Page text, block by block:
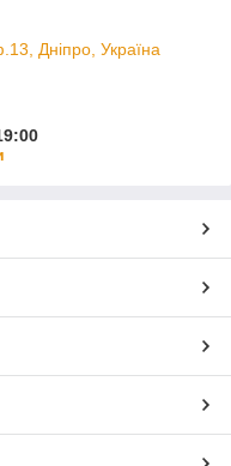
Дніпро, Україна